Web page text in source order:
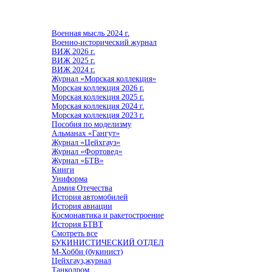
Военная мысль 2024 г.
Военно-исторический журнал
ВИЖ 2026 г.
ВИЖ 2025 г.
ВИЖ 2024 г.
Журнал «Морская коллекция»
Морская коллекция 2026 г.
Морская коллекция 2025 г.
Морская коллекция 2024 г.
Морская коллекция 2023 г.
Пособия по моделизму
Альманах «Гангут»
Журнал «Цейхгауз»
Журнал «Фортовед»
Журнал «БТВ»
Книги
Униформа
Армия Отечества
История автомобилей
История авиации
Космонавтика и ракетостроение
История БТВТ
Смотреть все
БУКИНИСТИЧЕСКИЙ ОТДЕЛ
М-Хобби (букинист)
Цейхгауз,журнал
Танкодром